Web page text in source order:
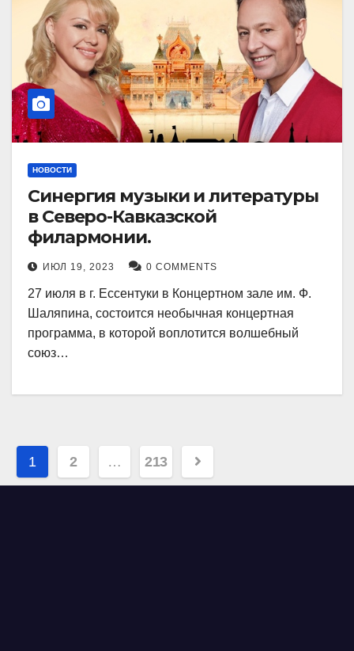
НОВОСТИ
Синергия музыки и литературы
в Северо-Кавказской
филармонии.
ИЮЛ 19, 2023 0 COMMENTS
27 июля в г. Ессентуки в Концертном зале им. Ф.
Шаляпина, состоится необычная концертная
программа, в которой воплотится волшебный
союз…
Навигация
по
1 2 … 213